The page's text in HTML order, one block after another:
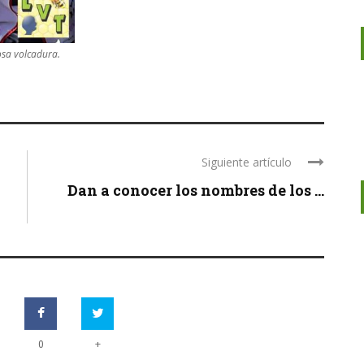
volcadura.
Siguiente artículo
Dan a conocer los nombres de los ...
0 +